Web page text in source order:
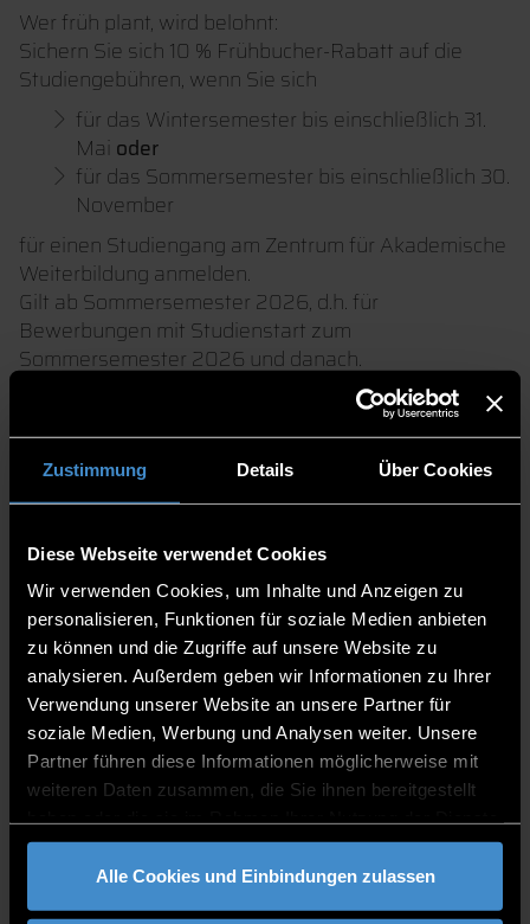
Zustimmung Details Über Cookies
Diese Webseite verwendet Cookies
Wir verwenden Cookies, um Inhalte und Anzeigen zu
personalisieren, Funktionen für soziale Medien anbieten
zu können und die Zugriffe auf unsere Website zu
analysieren. Außerdem geben wir Informationen zu Ihrer
Verwendung unserer Website an unsere Partner für
soziale Medien, Werbung und Analysen weiter. Unsere
Partner führen diese Informationen möglicherweise mit
weiteren Daten zusammen, die Sie ihnen bereitgestellt
gesammelt haben.
Alle Cookies und Einbindungen zulassen
Wer früh plant, wird belohnt:
Sichern Sie sich 10 % Frühbucher-Rabatt auf die
Studiengebühren, wenn Sie sich
für das Wintersemester bis einschließlich 31.
Mai oder
für das Sommersemester bis einschließlich 30.
November
für einen Studiengang am Zentrum für Akademische
Weiterbildung anmelden.
Gilt ab Sommersemester 2026, d.h. für
Bewerbungen mit Studienstart zum
Sommersemester 2026 und danach.
CAMPUS DEGGENDORF